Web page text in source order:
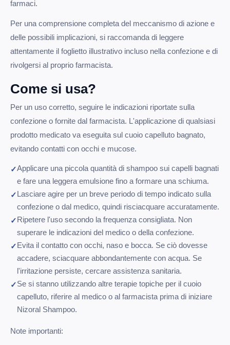
farmaci.
Per una comprensione completa del meccanismo di azione e
delle possibili implicazioni, si raccomanda di leggere
attentamente il foglietto illustrativo incluso nella confezione e di
rivolgersi al proprio farmacista.
Come si usa?
Per un uso corretto, seguire le indicazioni riportate sulla
confezione o fornite dal farmacista. L'applicazione di qualsiasi
prodotto medicato va eseguita sul cuoio capelluto bagnato,
evitando contatti con occhi e mucose.
Applicare una piccola quantità di shampoo sui capelli bagnati
e fare una leggera emulsione fino a formare una schiuma.
Lasciare agire per un breve periodo di tempo indicato sulla
confezione o dal medico, quindi risciacquare accuratamente.
Ripetere l'uso secondo la frequenza consigliata. Non
superare le indicazioni del medico o della confezione.
Evita il contatto con occhi, naso e bocca. Se ciò dovesse
accadere, sciacquare abbondantemente con acqua. Se
l'irritazione persiste, cercare assistenza sanitaria.
Se si stanno utilizzando altre terapie topiche per il cuoio
capelluto, riferire al medico o al farmacista prima di iniziare
Nizoral Shampoo.
Note importanti: